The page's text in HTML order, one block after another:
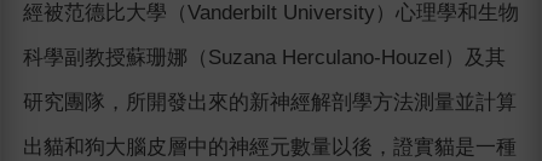
經被范德比大學（Vanderbilt University）心理學和生物
科學副教授蘇珊娜（Suzana Herculano-Houzel）及其
研究團隊，所開發出來的新神經解剖學方法測量並計算
出貓和狗大腦皮層中的神經元數量以後，證實貓是一種